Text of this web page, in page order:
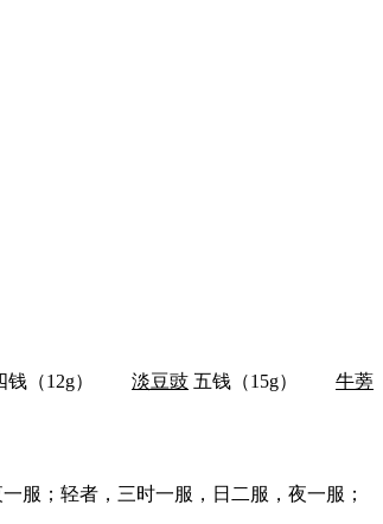
钱（12g） 淡豆豉 五钱（15g） 牛蒡
服；轻者，三时一服，日二服，夜一服；